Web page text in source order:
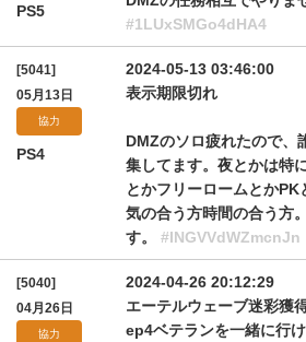
PS5
#1LUxSMGo4dHA4
[5041]
05月13日
協力
PS4
2024-05-13 03:46:00
表示期限切れ
DMZのソロ疲れたので、
集してます。夜とかは特
とかフリーロームとかPK
気の合う方時間の合う方
す。 #INGVVdWZmcnJn
[5040]
04月26日
協力
2024-04-26 20:12:29
エーテルウェーブ迷彩獲
ep4ベテランを一緒に行